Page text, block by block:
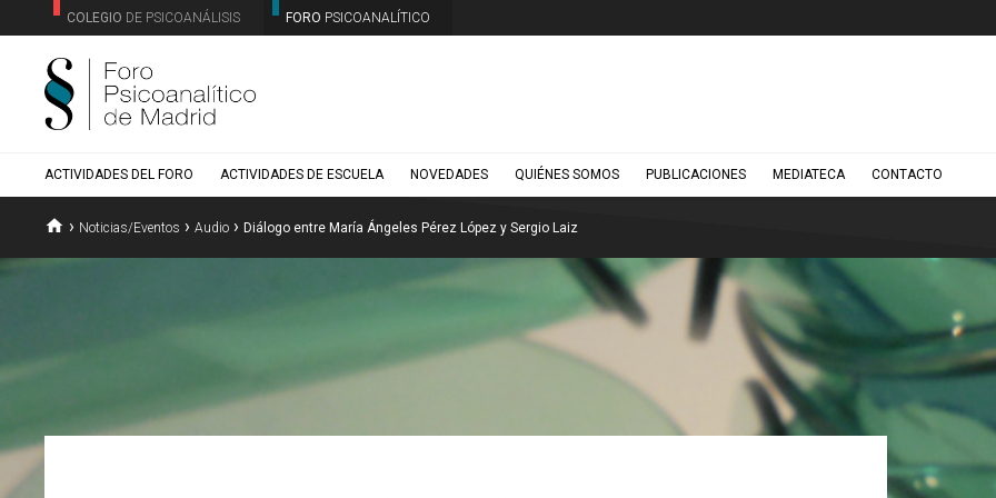
COLEGIO DE PSICOANÁLISIS FORO PSICOANALÍTICO
ACTIVIDADES DEL FORO ACTIVIDADES DE ESCUELA NOVEDADES QUIÉNES SOMOS PUBLICACIONES MEDIATECA CONTACTO
home › Noticias/Eventos ›Audio ›Diálogo entre María Ángeles Pérez López y Sergio Laiz